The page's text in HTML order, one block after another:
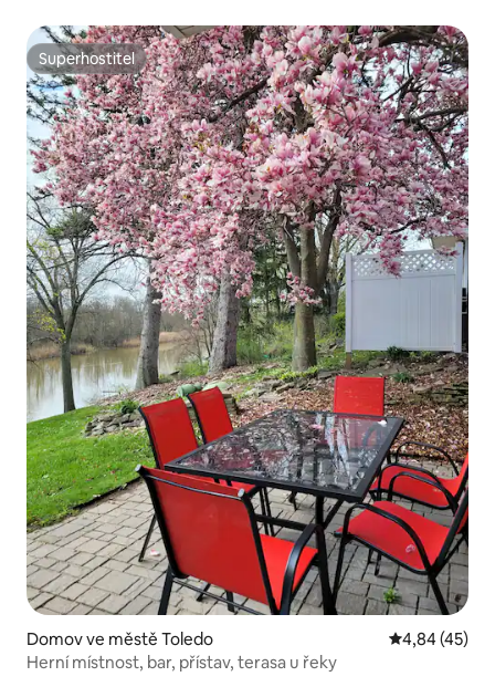
Superhostitel
Superhostitel
Domov ve městě Toledo Průměrné
4,84 (45)
Herní místnost, bar, přístav, terasa u řeky